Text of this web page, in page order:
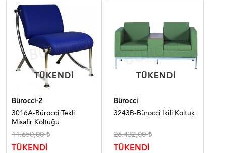
TÜKENDI
TÜKENDI
Bürocci-2
3016A-Bürocci Tekli
Misafir Koltuğu
11.650,00
TÜKENDİ
TÜKENDI
TÜKENDI
Bürocci
3243B-Bürocci İkili Koltuk
26.432,00
TÜKENDİ